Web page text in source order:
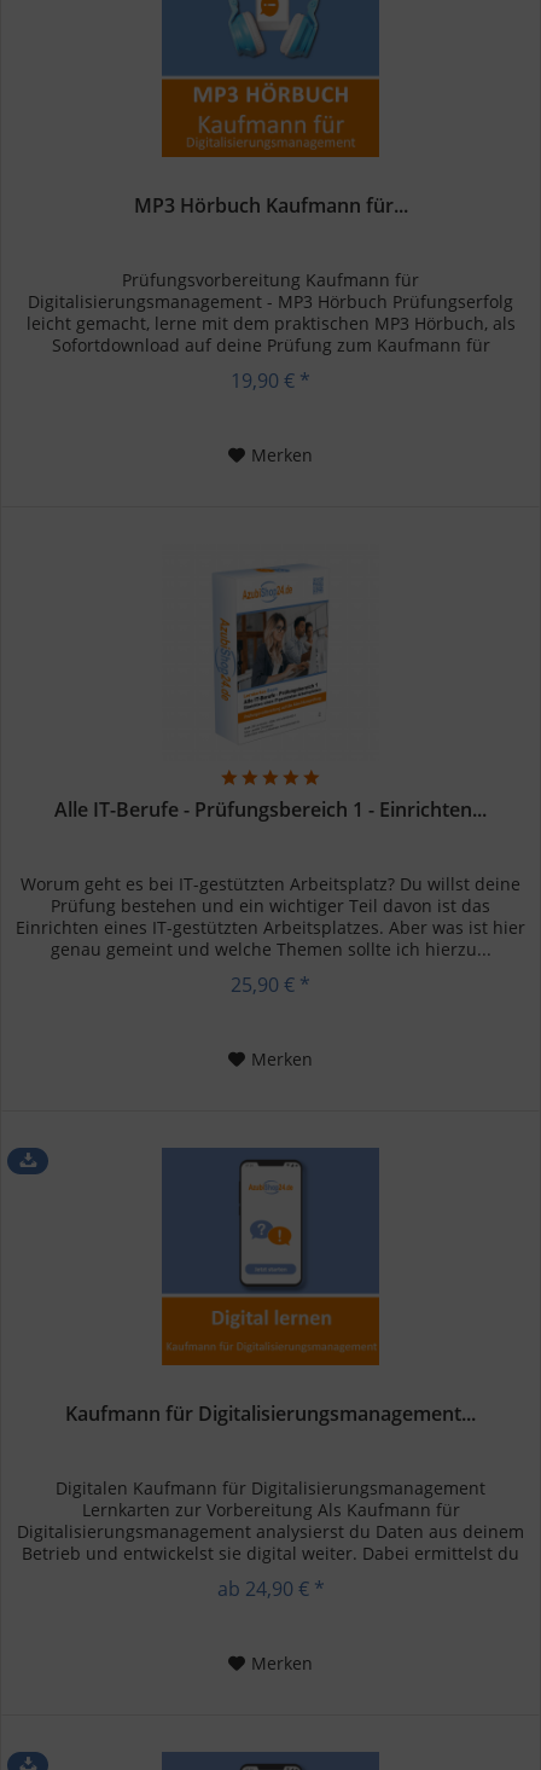
MP3 Hörbuch Kaufmann für...
Prüfungsvorbereitung Kaufmann für
Digitalisierungsmanagement - MP3 Hörbuch Prüfungserfolg
leicht gemacht, lerne mit dem praktischen MP3 Hörbuch, als
Sofortdownload auf deine Prüfung zum Kaufmann für
19,90 € *
Merken
Alle IT-Berufe - Prüfungsbereich 1 - Einrichten...
Worum geht es bei IT-gestützten Arbeitsplatz? Du willst deine
Prüfung bestehen und ein wichtiger Teil davon ist das
Einrichten eines IT-gestützten Arbeitsplatzes. Aber was ist hier
genau gemeint und welche Themen sollte ich hierzu...
25,90 € *
Merken
Kaufmann für Digitalisierungsmanagement...
Digitalen Kaufmann für Digitalisierungsmanagement
Lernkarten zur Vorbereitung Als Kaufmann für
Digitalisierungsmanagement analysierst du Daten aus deinem
Betrieb und entwickelst sie digital weiter. Dabei ermittelst du
ab 24,90 € *
Merken